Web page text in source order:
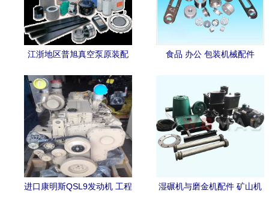
江浙地区普旭真空泵原装配
空泵原装配件代理型号规格
食品 办公 包装机械配件
进口康明斯QSL9发动机 工程
湿碾机与磨金机配件 矿山机